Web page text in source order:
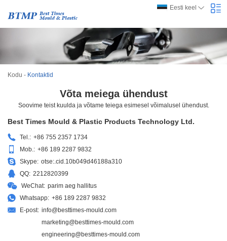
Eesti keel
Kodu - Kontaktid
Võta meiega ühendust
Soovime teist kuulda ja võtame teiega esimesel võimalusel ühendust.
Best Times Mould & Plastic Products Technology Ltd.
Tel.: +86 755 2357 1734
Mob.: +86 189 2287 9832
Skype: otse:.cid.10b049d46188a310
QQ: 2212820399
WeChat: parim aeg hallitus
Whatsapp: +86 189 2287 9832
E-post: info@besttimes-mould.com
marketing@besttimes-mould.com
engineering@besttimes-mould.com